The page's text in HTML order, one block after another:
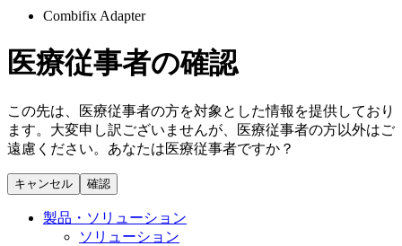
手術用鋼製器具と滅菌コンテナーシステム
縫合糸 / 皮膚用接着剤
創傷ケア
ソリューション
製品・診療領域
膝関節の構造とその疾患
キャリア（B. Braunで働くということ）
お問合せ
お問合せフォーム
取材・撮影のお申込み
ニューススペース
ニュースリリース
医療従事者さま向けニュース
会社
私たちの責任
Combifix Adapter
医療従事者の確認
この先は、医療従事者の方を対象とした情報を提供しており
ます。大変申し訳ございませんが、医療従事者の方以外はご
遠慮ください。あなたは医療従事者ですか？
キャンセル 確認
製品・ソリューション
ソリューション